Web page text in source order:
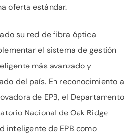
oferta estándar.
su red de fibra óptica
el sistema de gestión
más avanzado y
del país. En reconocimiento a
de EPB, el Departamento
Nacional de Oak Ridge
inteligente de EPB como